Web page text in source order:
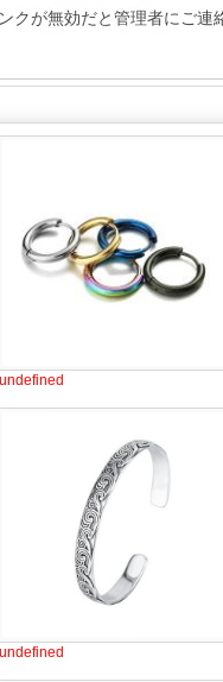
が無効だと管理者にご連
undefined
undefined